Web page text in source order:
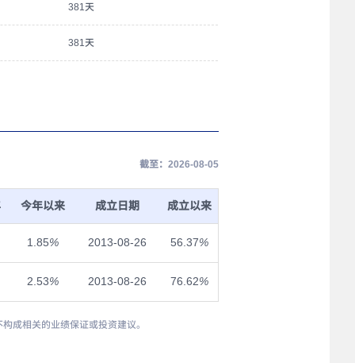
381天
381天
截至：2026-08-05
今年以来 成立日期 成立以来
1.85% 2013-08-26 56.37%
2.53% 2013-08-26 76.62%
成相关的业绩保证或投资建议。